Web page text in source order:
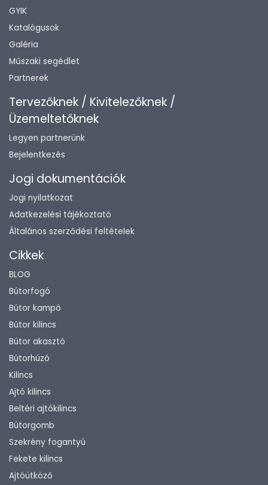
GYIK
Katalógusok
Galéria
Műszaki segédlet
Partnerek
Tervezőknek / Kivitelezőknek /
Üzemeltetőknek
Legyen partnerünk
Bejelentkezés
Jogi dokumentációk
Jogi nyilatkozat
Adatkezelési tájékoztató
Általános szerződési feltételek
Cikkek
BLOG
Bútorfogó
Bútor kampó
Bútor kilincs
Bútor akasztó
Bútorhúzó
Kilincs
Ajtó kilincs
Beltéri ajtókilincs
Bútorgomb
Szekrény fogantyú
Fekete kilincs
Ajtóütköző